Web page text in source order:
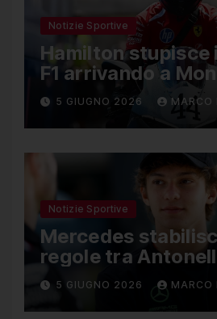
Notizie Sportive
Hamilton stupisce
F1 arrivando a
una Ducati in
limitata
5 GIUGNO 2026 MARCO
Notizie Sportive
Mercedes
regole tra
5 GIUGNO 2026 MARCO